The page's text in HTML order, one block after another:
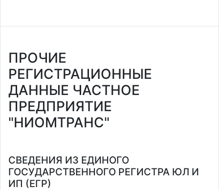
ПРОЧИЕ
РЕГИСТРАЦИОННЫЕ
ДАННЫЕ ЧАСТНОЕ
ПРЕДПРИЯТИЕ
"НИОМТРАНС"
СВЕДЕНИЯ ИЗ ЕДИНОГО
ГОСУДАРСТВЕННОГО РЕГИСТРА ЮЛ И
ИП (ЕГР)